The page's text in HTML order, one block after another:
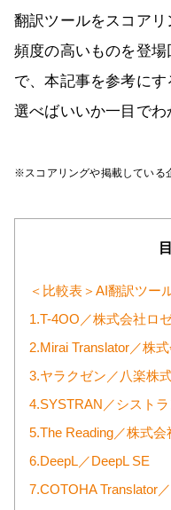
翻訳ツールをスコア
頻度の高いものを登
で、本記事を参考に
選べばいいか一目でわ
※スコアリングや掲載している
＜比較表＞AI翻訳ツー
1.T-4OO／株式会社ロ
2.Mirai Translator／株
3.ヤラクゼン／八楽株
4.SYSTRAN／シスト
5.The Reading／株式会
6.DeepL／DeepL SE
7.COTOHA Translator